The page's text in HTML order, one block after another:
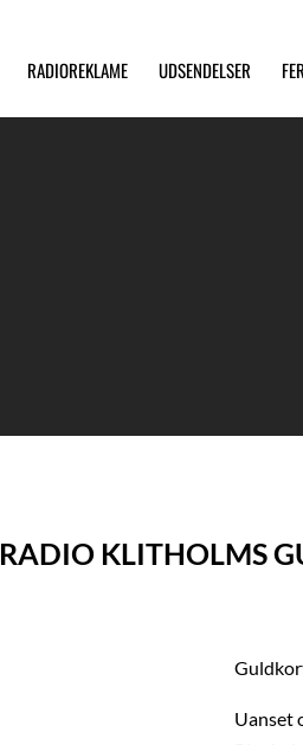
RADIOREKLAME UDSENDELSER
RADIO KLITHOLMS
Uanset